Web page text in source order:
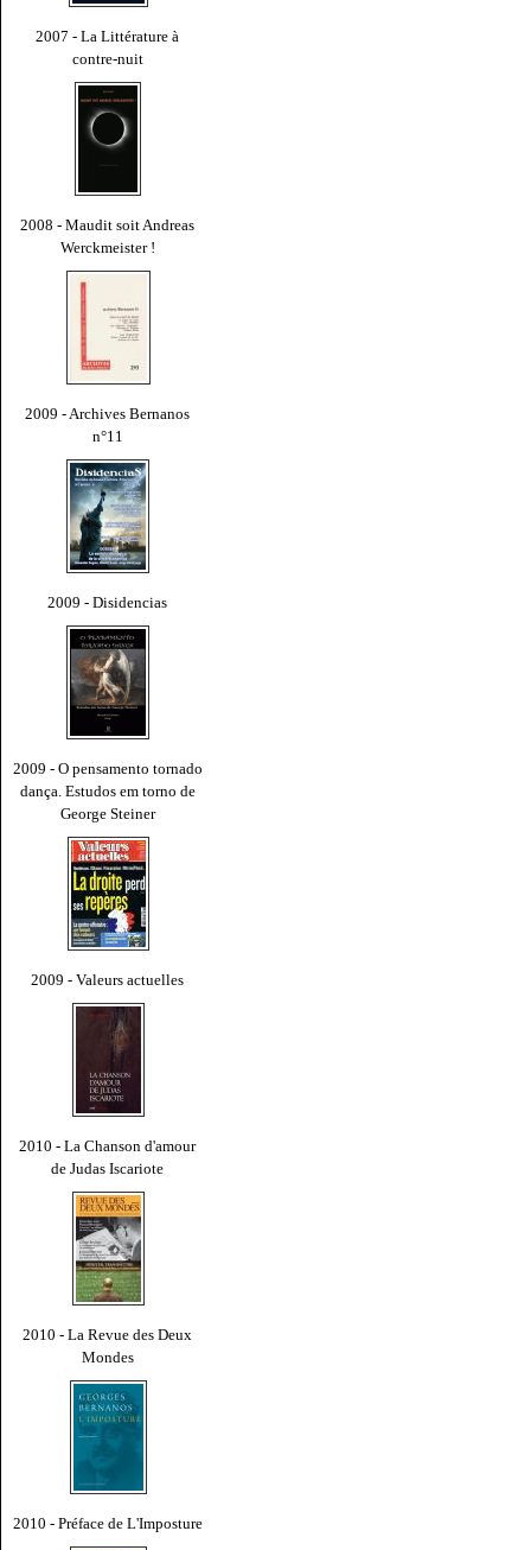
2007 - La Littérature à
contre-nuit
2008 - Maudit soit Andreas
Werckmeister !
2009 - Archives Bernanos
n°11
2009 - Disidencias
2009 - O pensamento tornado
dança. Estudos em torno de
George Steiner
2009 - Valeurs actuelles
2010 - La Chanson d'amour
de Judas Iscariote
2010 - La Revue des Deux
Mondes
2010 - Préface de L'Imposture